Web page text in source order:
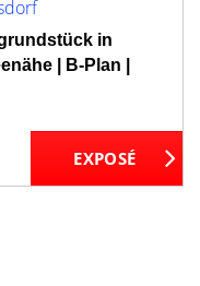
in
| B-Plan |